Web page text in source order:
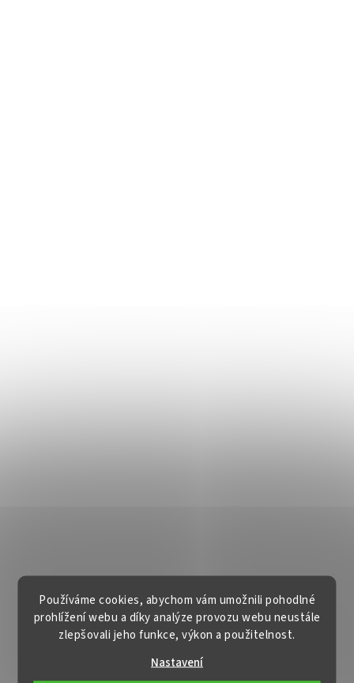
Používáme cookies, abychom vám umožnili pohodlné
prohlížení webu a díky analýze provozu webu neustále
zlepšovali jeho funkce, výkon a použitelnost.
Nastavení